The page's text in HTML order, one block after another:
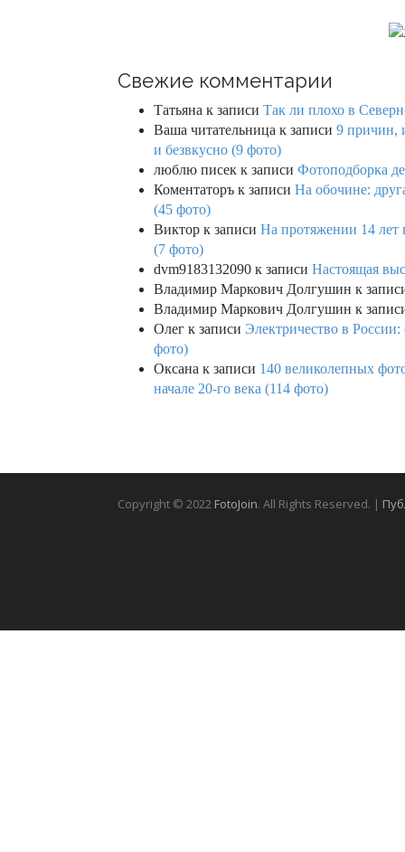
Свежие комментарии
Татьяна к записи Так ли плохо в
Ваша читательница к записи 9 причин,
и безвкусно (9 фото)
люблю писек к записи Фотоподборка
Коментаторъ к записи На обочине:
(45 фото)
Виктор к записи На протяжении 14 лет
(7 фото)
dvm9183132090 к записи Настоящая
Владимир Маркович Долгушин к
Владимир Маркович Долгушин к
Олег к записи Электричество в
фото)
Оксана к записи 140 великолепных
начале 20-го века (114 фото)
Copyright © 2022 FotoJoin. All Rights Reserved. |